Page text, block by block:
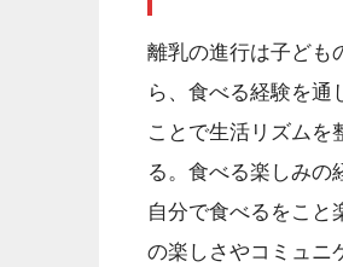
離乳の進行は子ども
ら、食べる経験を通
ことで生活リズムを
る。食べる楽しみの
自分で食べるをこと
の楽しさやコミュニ